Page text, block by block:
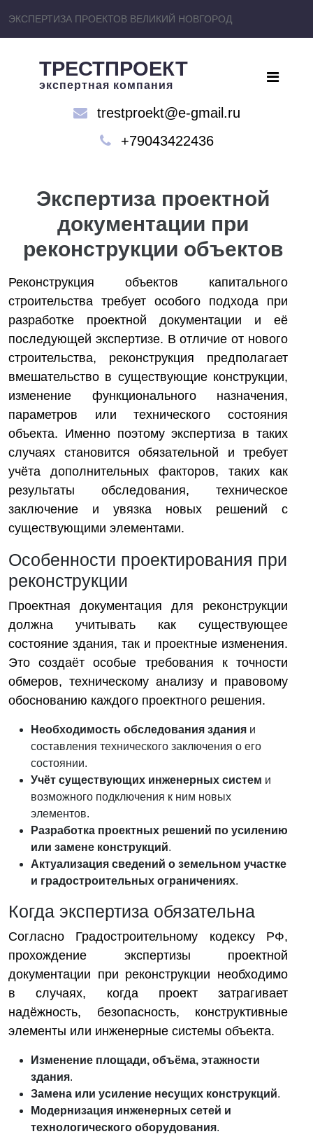
ЭКСПЕРТИЗА ПРОЕКТОВ ВЕЛИКИЙ НОВГОРОД
ТРЕСТПРОЕКТ
экспертная компания
trestproekt@e-gmail.ru
+79043422436
Экспертиза проектной
документации при
реконструкции объектов
Реконструкция объектов капитального
строительства требует особого подхода при
разработке проектной документации и её
последующей экспертизе. В отличие от нового
строительства, реконструкция предполагает
вмешательство в существующие конструкции,
изменение функционального назначения,
параметров или технического состояния
объекта. Именно поэтому экспертиза в таких
случаях становится обязательной и требует
учёта дополнительных факторов, таких как
результаты обследования, техническое
заключение и увязка новых решений с
существующими элементами.
Особенности проектирования при
реконструкции
Проектная документация для реконструкции
должна учитывать как существующее
состояние здания, так и проектные изменения.
Это создаёт особые требования к точности
обмеров, техническому анализу и правовому
обоснованию каждого проектного решения.
Необходимость обследования здания и
составления технического заключения о его
состоянии.
Учёт существующих инженерных систем и
возможного подключения к ним новых
элементов.
Разработка проектных решений по усилению
или замене конструкций.
Актуализация сведений о земельном участке
и градостроительных ограничениях.
Когда экспертиза обязательна
Согласно Градостроительному кодексу РФ,
прохождение экспертизы проектной
документации при реконструкции необходимо
в случаях, когда проект затрагивает
надёжность, безопасность, конструктивные
элементы или инженерные системы объекта.
Изменение площади, объёма, этажности
здания.
Замена или усиление несущих конструкций.
Модернизация инженерных сетей и
технологического оборудования.